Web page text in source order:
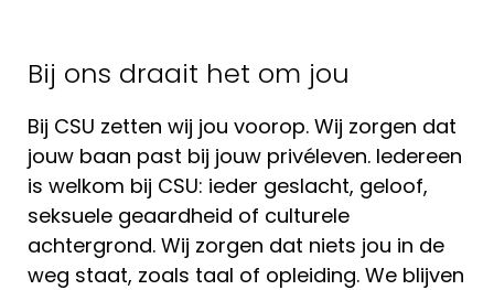
Bij ons draait het om jou
Bij CSU zetten wij jou voorop. Wij zorgen dat
jouw baan past bij jouw privéleven. Iedereen
is welkom bij CSU: ieder geslacht, geloof,
seksuele geaardheid of culturele
achtergrond. Wij zorgen dat niets jou in de
weg staat, zoals taal of opleiding. We blijven